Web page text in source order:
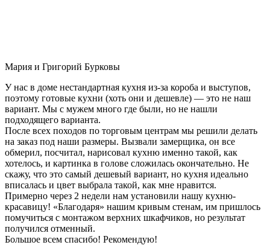
Мария и Григорий Бурковы
У нас в доме нестандартная кухня из-за короба и выступов,
поэтому готовые кухни (хоть они и дешевле) — это не наш
вариант. Мы с мужем много где были, но не нашли
подходящего варианта.
После всех походов по торговым центрам мы решили делать
на заказ под наши размеры. Вызвали замерщика, он все
обмерил, посчитал, нарисовал кухню именно такой, как
хотелось, и картинка в голове сложилась окончательно. Не
скажу, что это самый дешевый вариант, но кухня идеально
вписалась и цвет выбрала такой, как мне нравится.
Примерно через 2 недели нам установили нашу кухню-
красавицу! «Благодаря» нашим кривым стенам, им пришлось
помучиться с монтажом верхних шкафчиков, но результат
получился отменный.
Большое всем спасибо! Рекомендую!